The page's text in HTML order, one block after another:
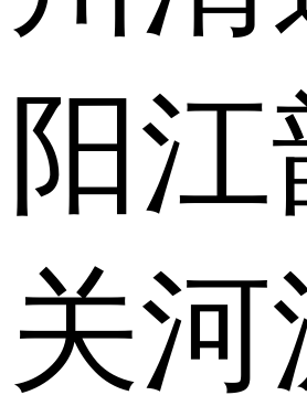
阳江
关河